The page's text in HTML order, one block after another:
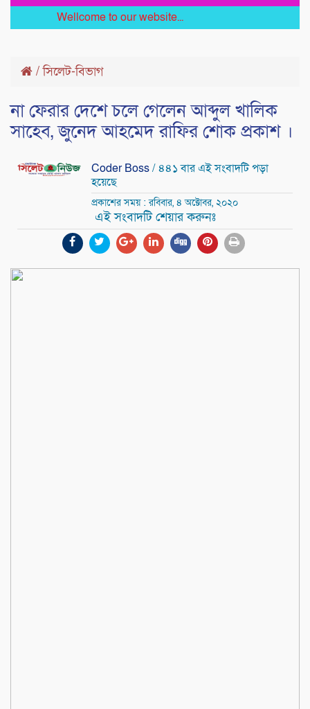
Wellcome to our website...
/সিলেট-বিভাগ
না ফেরার দেশে চলে গেলেন আব্দুল খালিক
সাহেব, জুনেদ আহমেদ রাফির শোক প্রকাশ ।
Coder Boss/ ৪৪১ বার এই সংবাদটি পড়া
হয়েছে
প্রকাশের সময় : রবিবার, ৪ অক্টোবর, ২০২০
এই সংবাদটি শেয়ার করুনঃ